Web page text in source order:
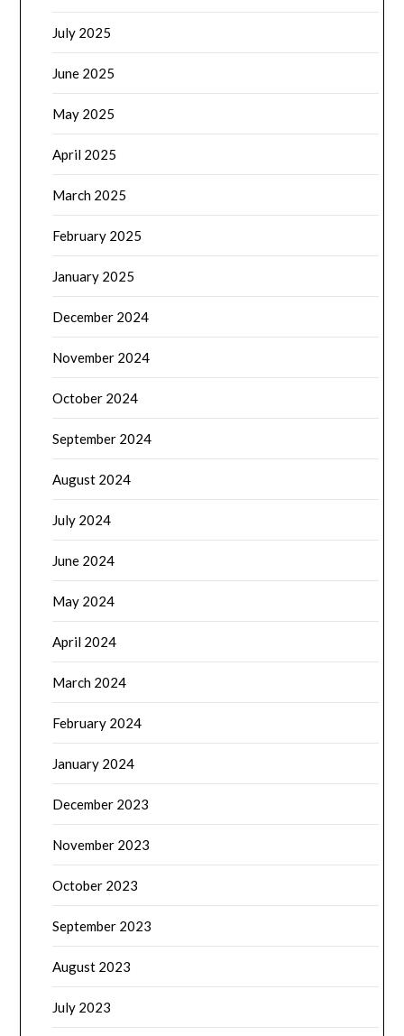
July 2025
June 2025
May 2025
April 2025
March 2025
February 2025
January 2025
December 2024
November 2024
October 2024
September 2024
August 2024
July 2024
June 2024
May 2024
April 2024
March 2024
February 2024
January 2024
December 2023
November 2023
October 2023
September 2023
August 2023
July 2023